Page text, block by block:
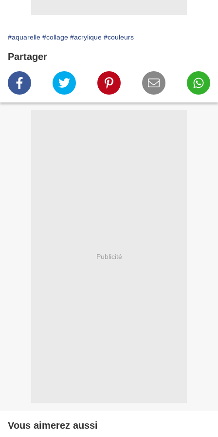
#aquarelle #collage #acrylique #couleurs
Partager
Publicité
Vous aimerez aussi